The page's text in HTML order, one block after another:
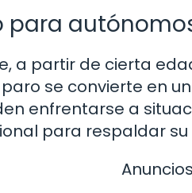
para
a partir de cierta
se convierte en
enfrentarse a
para respaldar su
Anuncios